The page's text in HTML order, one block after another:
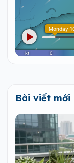
Bài viết mới